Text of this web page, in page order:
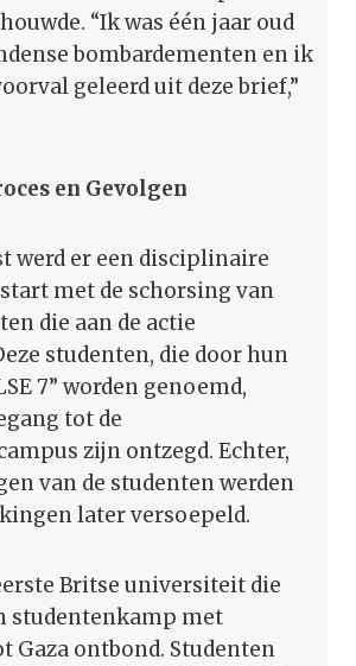
“Ik was één jaar oud
bombardementen en ik
geleerd uit deze brief,”
en Gevolgen
werd er een disciplinaire
met de schorsing van
die aan de actie
studenten, die door hun
7” worden genoemd,
tot de
zijn ontzegd. Echter,
van de studenten werden
later versoepeld.
Britse universiteit die
studentenkamp met
Gaza ontbond. Studenten